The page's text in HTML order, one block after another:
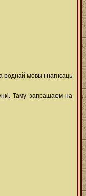
роднай мовы і напісаць
Таму запрашаем на